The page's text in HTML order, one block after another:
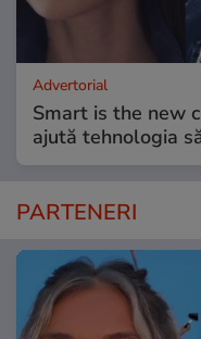
Advertorial
Smart is the new
ajută tehnologia
PARTENERI